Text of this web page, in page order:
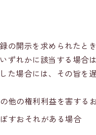
の開示を求められたと
ずれかに該当する場合
た場合には、その旨を
他の権利利益を害する
すおそれがある場合